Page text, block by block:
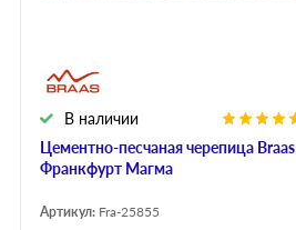
Цементно-песчаная черепица Braas
Франкфурт Магма
В наличии
Артикул: Fra-25855